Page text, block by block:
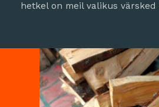
hetkel on meil valikus värsked